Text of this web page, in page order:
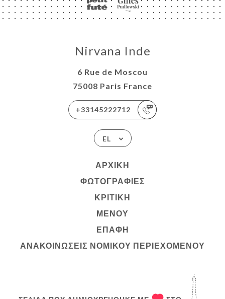
Nirvana Inde
6 Rue de Moscou
75008 Paris France
+33145222712
EL
ΑΡΧΙΚΉ
ΦΩΤΟΓΡΑΦΊΕΣ
ΚΡΙΤΙΚΉ
ΜΕΝΟΎ
ΕΠΑΦΉ
ΑΝΑΚΟΙΝΏΣΕΙΣ ΝΟΜΙΚΟΎ ΠΕΡΙΕΧΟΜΈΝΟΥ